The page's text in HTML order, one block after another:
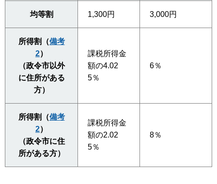
均等割 1,300円 3,000円
所得割（備考
2）
（政令市以外
に住所がある
方）
課税所得金
額の4.02
5％
6％
所得割（備考
2）
（政令市に住
所がある方）
課税所得金
額の2.02
5％
8％